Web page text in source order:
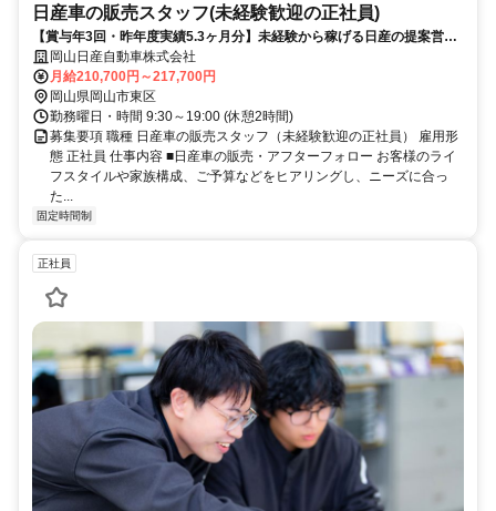
日産車の販売スタッフ(未経験歓迎の正社員)
【賞与年3回・昨年度実績5.3ヶ月分】未経験から稼げる日産の提案営
業！年間休日113日・週休2日制
岡山日産自動車株式会社
月給210,700円～217,700円
岡山県岡山市東区
勤務曜日・時間 9:30～19:00 (休憩2時間)
募集要項 職種 日産車の販売スタッフ（未経験歓迎の正社員） 雇用形
態 正社員 仕事内容 ■日産車の販売・アフターフォロー お客様のライ
フスタイルや家族構成、ご予算などをヒアリングし、ニーズに合っ
た...
固定時間制
正社員